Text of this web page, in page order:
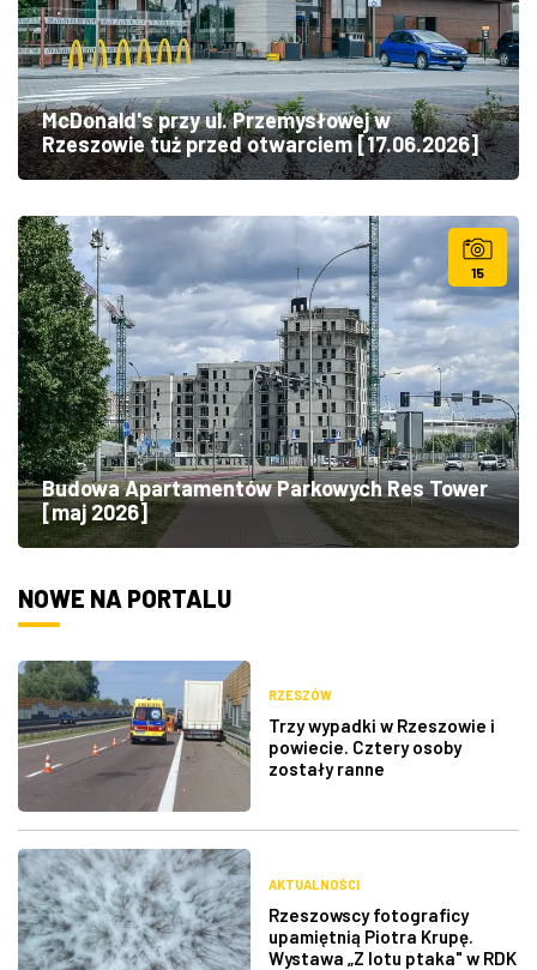
McDonald's przy ul. Przemysłowej w
Rzeszowie tuż przed otwarciem [17.06.2026]
15
Budowa Apartamentów Parkowych Res Tower
[maj 2026]
NOWE NA PORTALU
RZESZÓW
Trzy wypadki w Rzeszowie i
powiecie. Cztery osoby
zostały ranne
AKTUALNOŚCI
Rzeszowscy fotograficy
upamiętnią Piotra Krupę.
Wystawa „Z lotu ptaka" w RDK